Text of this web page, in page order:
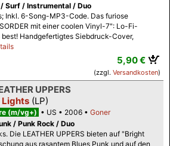
Surf / Instrumental / Duo
Inkl. 6-Song-MP3-Code. Das furiose
mit einer coolen Vinyl-7": Lo-Fi-
Handgefertigtes Siebdruck-Cover,
5,90 €
(zzgl. Versandkosten)
UPPERS
Lights (LP)
(m/vg+) US 2006
Goner
/ Punk Rock / Duo
Die LEATHER UPPERS bieten auf "Bright
aus rasantem Blues Punk und auf den